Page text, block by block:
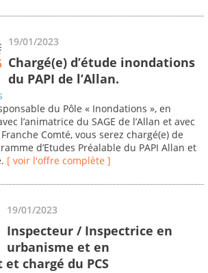
19/01/2023
Chargé(e) d’étude inondations
du PAPI de l’Allan.
du Pôle « Inondations », en
l’animatrice du SAGE de l’Allan et avec
Comté, vous serez chargé(e) de
d’Etudes Préalable du PAPI Allan et
[ voir l'offre complète ]
19/01/2023
Inspecteur / Inspectrice en
urbanisme et en
chargé du PCS